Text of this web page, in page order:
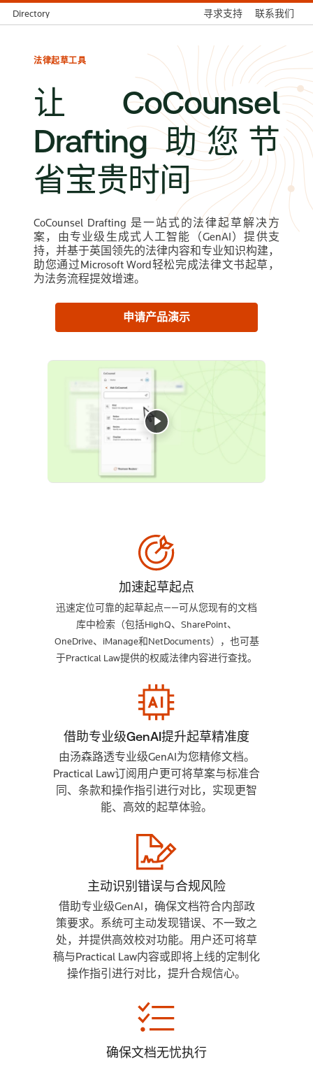
Directory 寻求支持 联系我们
法律起草工具
让CoCounsel
Drafting 助您节
省宝贵时间
CoCounsel Drafting 是一站式的法律起草解决方
案，由专业级生成式人工智能（GenAI）提供支
持，并基于英国领先的法律内容和专业知识构建，
助您通过Microsoft Word轻松完成法律文书起草，
为法务流程提效增速。
申请产品演示
加速起草起点
迅速定位可靠的起草起点——可从您现有的文档
库中检索（包括HighQ、SharePoint、
OneDrive、iManage和NetDocuments），也可基
于Practical Law提供的权威法律内容进行查找。
借助专业级GenAI提升起草精准度
由汤森路透专业级GenAI为您精修文档。
Practical Law订阅用户更可将草案与标准合
同、条款和操作指引进行对比，实现更智
能、高效的起草体验。
主动识别错误与合规风险
借助专业级GenAI，确保文档符合内部政
策要求。系统可主动发现错误、不一致之
处，并提供高效校对功能。用户还可将草
稿与Practical Law内容或即将上线的定制化
操作指引进行对比，提升合规信心。
确保文档无忧执行